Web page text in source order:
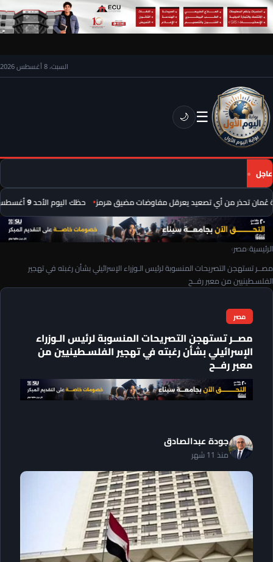
السبت، 8 أغسطس 2026
☰
🌙
عاجل
تحذر من أي تصعيد يعرقل مفاوضات مضيق هرمز حظك اليوم الأحد 9 أغسطس 2026.. توقعات الأبراج على الصعيد المهني والعاطفي
الرئيسية›مصر›
مصــر تستهجن التصريحات المنسوبة لرئيس الـوزراء الإسرائيلي بشأن رغبته في تهجير
الفلسـطينيين من معبر رفــح
مصر
مصــر تستهجن التصريحات المنسوبة لرئيس الـوزراء
الإسرائيلي بشأن رغبته في تهجير الفلسـطينيين من
معبر رفــح
جودة عبدالصادق
منذ 11 شهر